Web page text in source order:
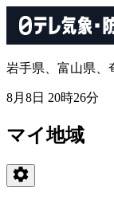
岩手県、富山県、
8月8日 20時26分
マイ地域